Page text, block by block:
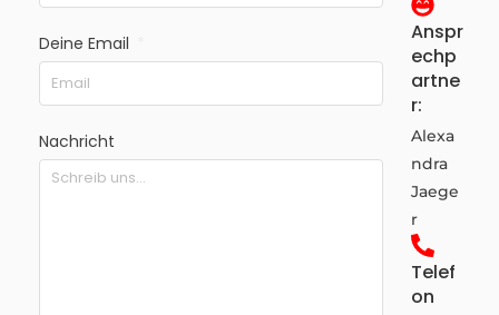
Deine Email
Nachricht
Anspr
echp
artne
r:
Alexa
ndra
Jaege
r
Telef
on